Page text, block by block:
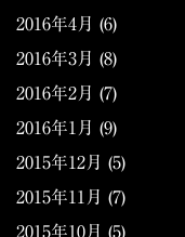
2016年4月 (6)
2016年3月 (8)
2016年2月 (7)
2016年1月 (9)
2015年12月 (5)
2015年11月 (7)
2015年10月 (5)